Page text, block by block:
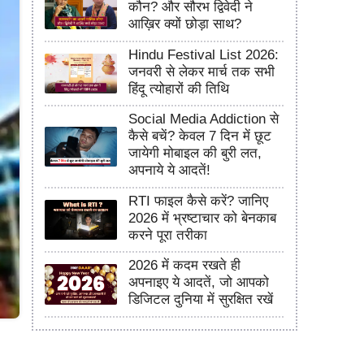
कौन? और सौरभ द्विवेदी ने
आख़िर क्यों छोड़ा साथ?
Hindu Festival List 2026:
जनवरी से लेकर मार्च तक सभी
हिंदू त्योहारों की तिथि
Social Media Addiction से
कैसे बचें? केवल 7 दिन में छूट
जायेगी मोबाइल की बुरी लत,
अपनाये ये आदतें!
RTI फाइल कैसे करें? जानिए
2026 में भ्रष्टाचार को बेनकाब
करने पूरा तरीका
2026 में कदम रखते ही
अपनाइए ये आदतें, जो आपको
डिजिटल दुनिया में सुरक्षित रखें